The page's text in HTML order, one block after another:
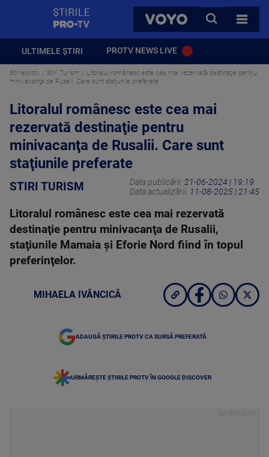
VOYO
CAUTA
TOATE
ULTIMELE ȘTIRI PROTV NEWS LIVE
Stirileprotv Stiri Turism
Litoralul românesc este cea mai rezervată destinaţie pentru
minivacanţa de Rusalii. Care sunt staţiunile preferate
Litoralul românesc este cea mai
rezervată destinaţie pentru
minivacanţa de Rusalii. Care sunt
staţiunile preferate
STIRI TURISM Data publicării: 21-06-2024 | 19:19
Data actualizării: 11-08-2025 | 21:45
Litoralul românesc este cea mai rezervată
destinaţie pentru minivacanţa de Rusalii,
staţiunile Mamaia şi Eforie Nord fiind în topul
preferinţelor.
MIHAELA IVĂNCICĂ
ADAUGĂ ȘTIRILE PROTV CA SURSĂ PREFERATĂ
URMĂREȘTE ȘTIRILE PROTV ÎN GOOGLE DISCOVER